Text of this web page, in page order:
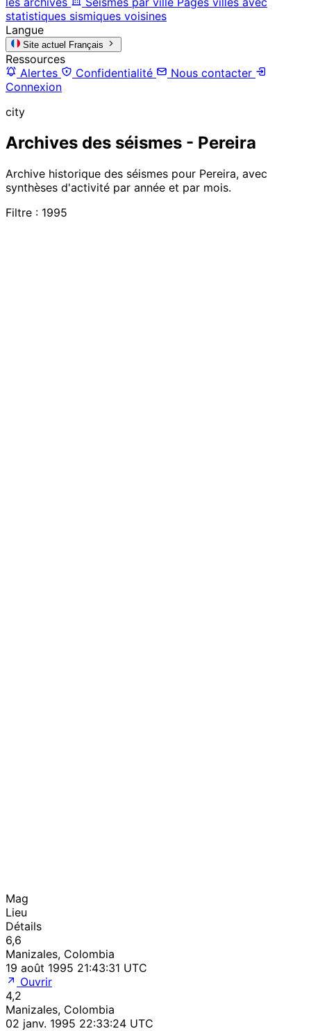
statistiques sismiques voisines
Langue
Site actuel Français
Ressources
Alertes
Confidentialité
Nous contacter
Connexion
city
Archives des séismes - Pereira
Archive historique des séismes pour Pereira, avec
synthèses d'activité par année et par mois.
Filtre : 1995
Mag
Lieu
Détails
6,6
Manizales, Colombia
19 août 1995 21:43:31 UTC
Ouvrir
4,2
Manizales, Colombia
02 janv. 1995 22:33:24 UTC